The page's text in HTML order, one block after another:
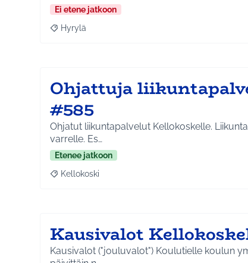
Ei etene jatkoon
Rajaa tulokset aihepiirin mukaan: Hyrylä
Hyrylä
Ohjattuja
#585
Ohjatut liikuntapalvelut Kellokoskelle.
varrelle. Es…
Etenee jatkoon
Rajaa tulokset aihepiirin mukaan: Kellokoski
Kellokoski
Kausivalot
Kausivalot ("jouluvalot") Koulutielle koulun ympäristöön. Valot